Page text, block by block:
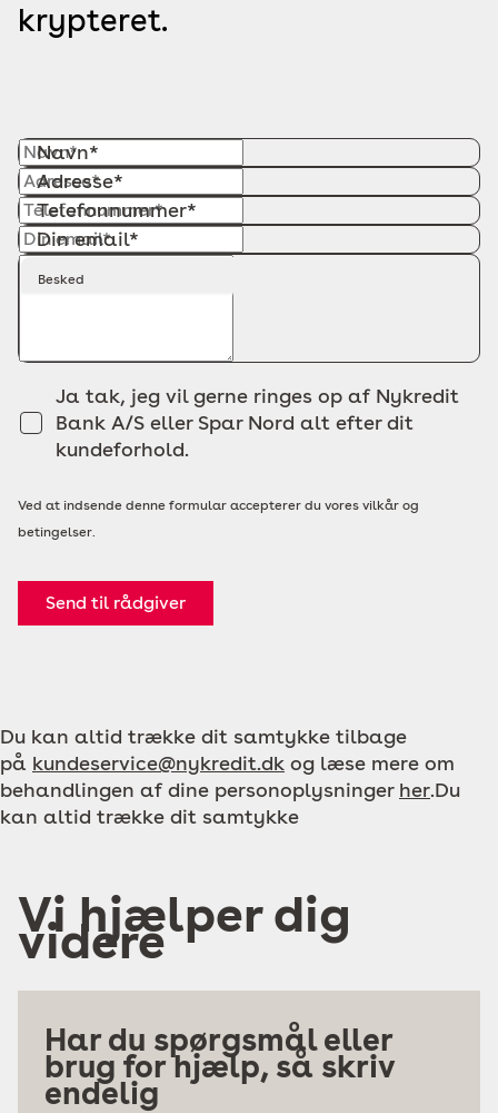
krypteret.
Navn*
Adresse*
Telefonnummer*
Din email*
Besked
Ja tak, jeg vil gerne ringes op af Nykredit
Bank A/S eller Spar Nord alt efter dit
kundeforhold.
Ved at indsende denne formular accepterer du vores vilkår og
betingelser.
Send til rådgiver
Du kan altid trække dit samtykke tilbage
på kundeservice@nykredit.dk og læse mere om
behandlingen af dine personoplysninger her.Du
kan altid trække dit samtykke
Vi hjælper dig
videre
Har du spørgsmål eller
brug for hjælp, så skriv
endelig